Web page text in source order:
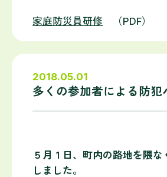
家庭防災員研修 （PDF）
2018.05.01
多くの参加者による防犯
５月１日、町内の路地を隈な
しました。